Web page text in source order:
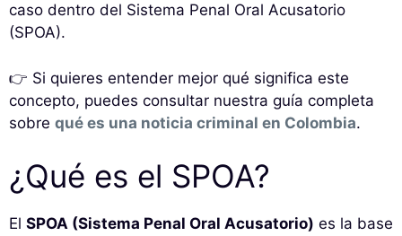
caso dentro del Sistema Penal Oral Acusatorio
(SPOA).
👉 Si quieres entender mejor qué significa este
concepto, puedes consultar nuestra guía completa
sobre qué es una noticia criminal en Colombia.
¿Qué es el SPOA?
El SPOA (Sistema Penal Oral Acusatorio) es la base